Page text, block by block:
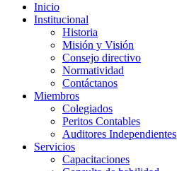
Inicio
Institucional
Historia
Misión y Visión
Consejo directivo
Normatividad
Contáctanos
Miembros
Colegiados
Peritos Contables
Auditores Independientes
Servicios
Capacitaciones